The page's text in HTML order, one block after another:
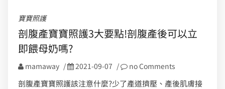
寶寶照護
剖腹產寶寶照護3大要點!剖腹產後可以立
即餵母奶嗎?
mamaway / 2021-09-07 / no Comments
剖腹產寶寶照護該注意什麼?少了產道擠壓、產後肌膚接